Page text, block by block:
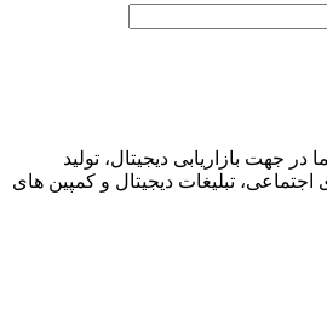
جهت بازاریابی دیجیتال، تولید
تبلیغات دیجیتال و کمپین های